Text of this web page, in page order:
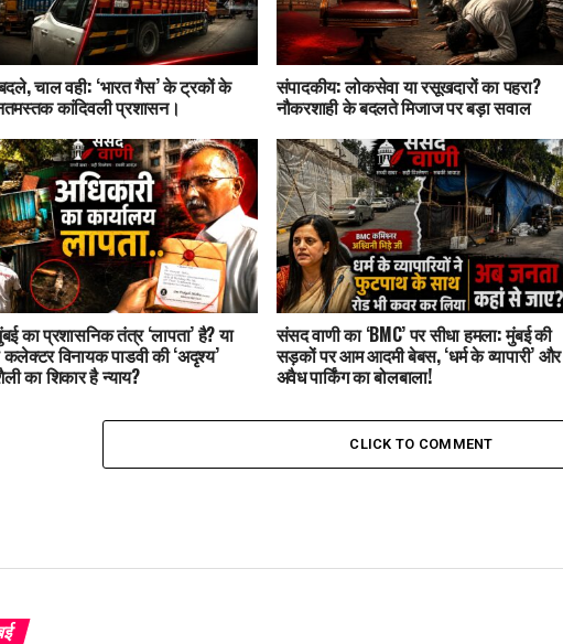
चाल वही: ‘भारत गैस’ के ट्रकों के
कांदिवली प्रशासन।
संपादकीय: लोकसेवा या रसूखदारों का पहरा?
नौकरशाही के बदलते मिजाज पर बड़ा सवाल
का प्रशासनिक तंत्र ‘लापता’ है? या
कलेक्टर विनायक पाडवी की ‘अदृश्य’
का शिकार है न्याय?
संसद वाणी का ‘BMC’ पर सीधा हमला: मुंबई की
सड़कों पर आम आदमी बेबस, ‘धर्म के व्यापारी’ और
अवैध पार्किंग का बोलबाला!
CLICK TO COMMENT